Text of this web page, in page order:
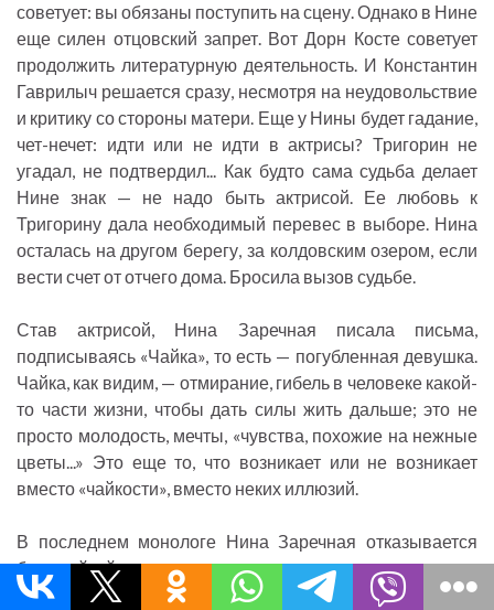
советует: вы обязаны поступить на сцену. Однако в Нине
еще силен отцовский запрет. Вот Дорн Косте советует
продолжить литературную деятельность. И Константин
Гаврилыч решается сразу, несмотря на неудовольствие
и критику со стороны матери. Еще у Нины будет гадание,
чет-нечет: идти или не идти в актрисы? Тригорин не
угадал, не подтвердил... Как будто сама судьба делает
Нине знак — не надо быть актрисой. Ее любовь к
Тригорину дала необходимый перевес в выборе. Нина
осталась на другом берегу, за колдовским озером, если
вести счет от отчего дома. Бросила вызов судьбе.
Став актрисой, Нина Заречная писала письма,
подписываясь «Чайка», то есть — погубленная девушка.
Чайка, как видим, — отмирание, гибель в человеке какой-
то части жизни, чтобы дать силы жить дальше; это не
просто молодость, мечты, «чувства, похожие на нежные
цветы...» Это еще то, что возникает или не возникает
вместо «чайкости», вместо неких иллюзий.
В последнем монологе Нина Заречная отказывается
быть чайкой.